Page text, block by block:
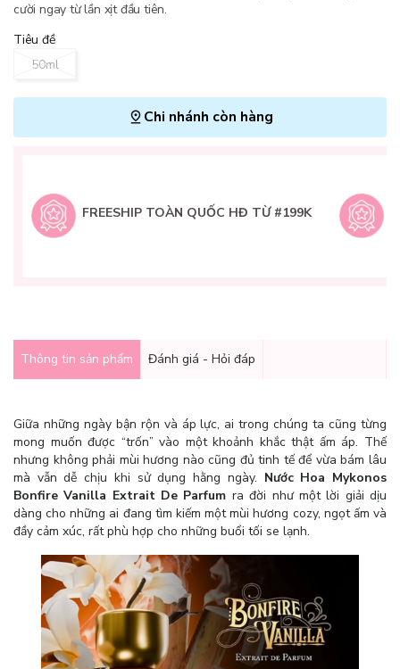
cười ngay từ lần xịt đầu tiên.
Tiêu đề
50ml
Chi nhánh còn hàng
FREESHIP TOÀN QUỐC HĐ TỪ #199K
Thông tin sản phẩm Đánh giá - Hỏi đáp
Giữa những ngày bận rộn và áp lực, ai trong chúng ta cũng từng
mong muốn được “trốn” vào một khoảnh khắc thật ấm áp. Thế
nhưng không phải mùi hương nào cũng đủ tinh tế để vừa bám lâu
mà vẫn dễ chịu khi sử dụng hằng ngày. Nước Hoa Mykonos
Bonfire Vanilla Extrait De Parfum ra đời như một lời giải dịu
dàng cho những ai đang tìm kiếm một mùi hương cozy, ngọt ấm và
đầy cảm xúc, rất phù hợp cho những buổi tối se lạnh.